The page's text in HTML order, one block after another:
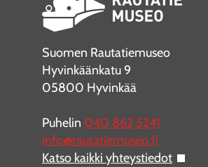
Suomen Rautatiemuseo
Hyvinkäänkatu 9
05800 Hyvinkää
Puhelin 040 862 5241
info@rautatiemuseo.fi
Katso kaikki yhteystiedot